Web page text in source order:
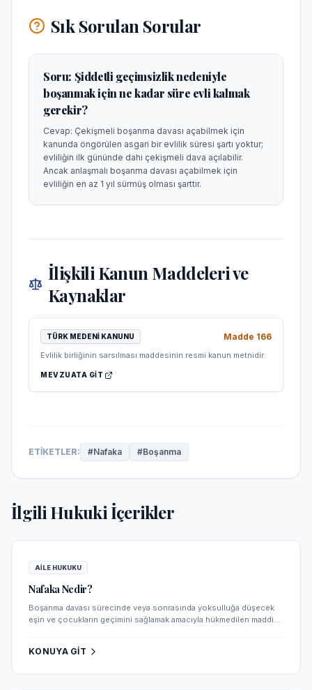
Sık Sorulan Sorular
Soru: Şiddetli geçimsizlik nedeniyle
boşanmak için ne kadar süre evli kalmak
gerekir?
Cevap: Çekişmeli boşanma davası açabilmek için
kanunda öngörülen asgari bir evlilik süresi şartı yoktur;
evliliğin ilk gününde dahi çekişmeli dava açılabilir.
Ancak anlaşmalı boşanma davası açabilmek için
evliliğin en az 1 yıl sürmüş olması şarttır.
İlişkili Kanun Maddeleri ve
Kaynaklar
TÜRK MEDENI KANUNU Madde 166
Evlilik birliğinin sarsılması maddesinin resmi kanun metnidir.
MEVZUATA GIT
ETIKETLER: #Nafaka #Boşanma
İlgili Hukuki İçerikler
AILE HUKUKU
Nafaka Nedir?
Boşanma davası sürecinde veya sonrasında yoksulluğa düşecek
eşin ve çocukların geçimini sağlamak amacıyla hükmedilen maddi
KONUYA GIT